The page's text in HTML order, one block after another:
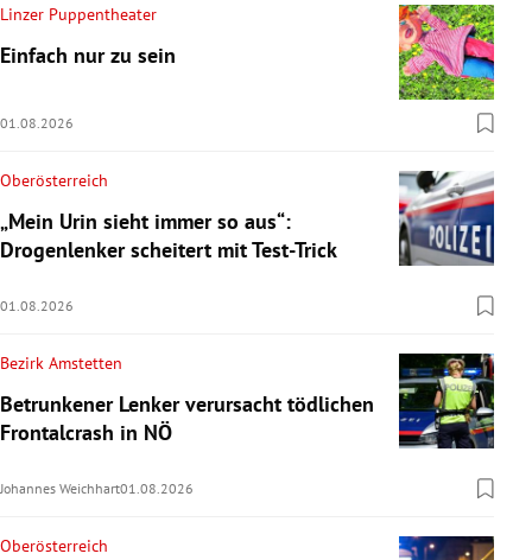
Linzer Puppentheater
Einfach nur zu sein
01.08.2026
Oberösterreich
„Mein Urin sieht immer so aus“:
Drogenlenker scheitert mit Test-Trick
01.08.2026
Bezirk Amstetten
Betrunkener Lenker verursacht tödlichen
Frontalcrash in NÖ
Johannes Weichhart01.08.2026
Oberösterreich